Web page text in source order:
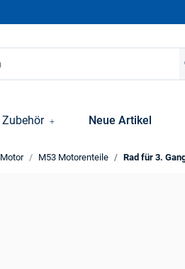
Zubehör Neue Artikel
Motor M53 Motorenteile Rad für 3.